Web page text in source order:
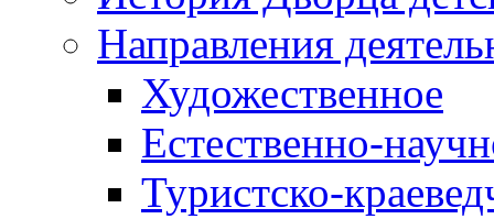
Направления
Художественное
Естественно-
Туристско-